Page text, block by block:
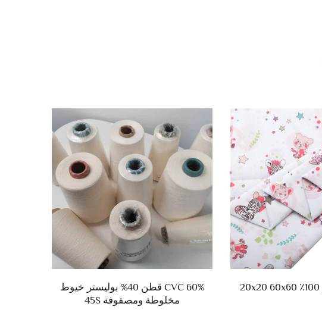
CVC 60% قطن 40% بوليستر خيوط
مخلوطة ومصفوفة 45S